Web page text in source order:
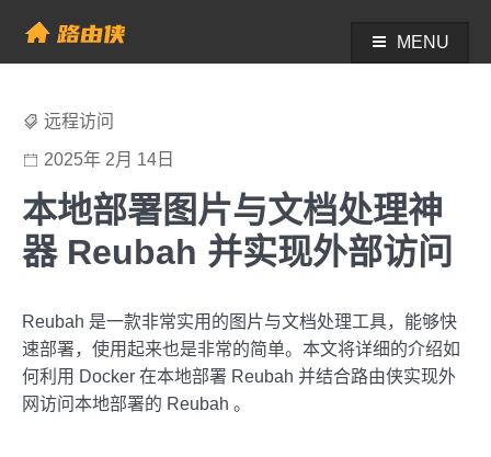
content
帮助中心 - 路由侠
MENU
远程访问
2025年 2月 14日
本地部署图片与文档处理神
器 Reubah 并实现外部访问
Reubah 是一款非常实用的图片与文档处理工具，能够快
速部署，使用起来也是非常的简单。本文将详细的介绍如
何利用 Docker 在本地部署 Reubah 并结合路由侠实现外
网访问本地部署的 Reubah 。